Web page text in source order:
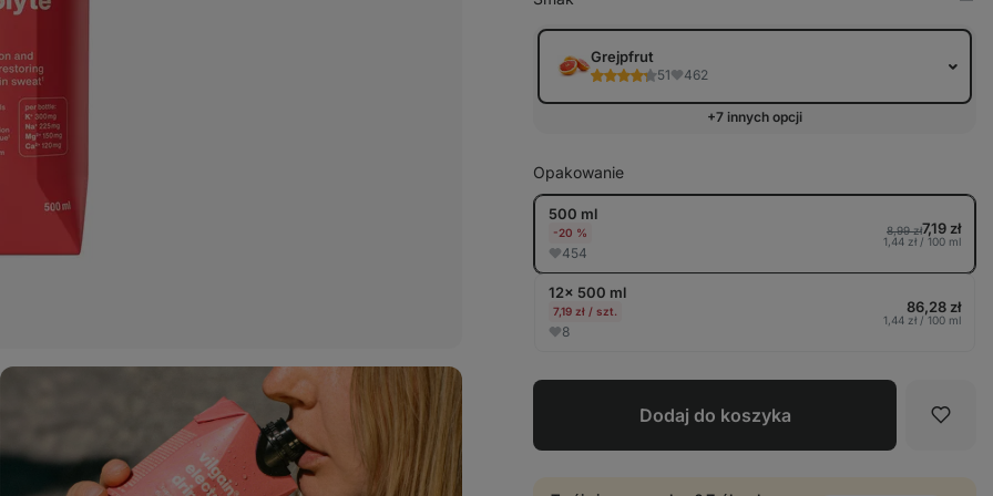
Grejpfrut
51 462
+7 innych opcji
Opakowanie
500 ml
-20 %
454
8,99 zł7,19 zł
1,44 zł / 100 ml
12× 500 ml
7,19 zł / szt.
8
86,28 zł
1,44 zł / 100 ml
Dodaj do koszyka